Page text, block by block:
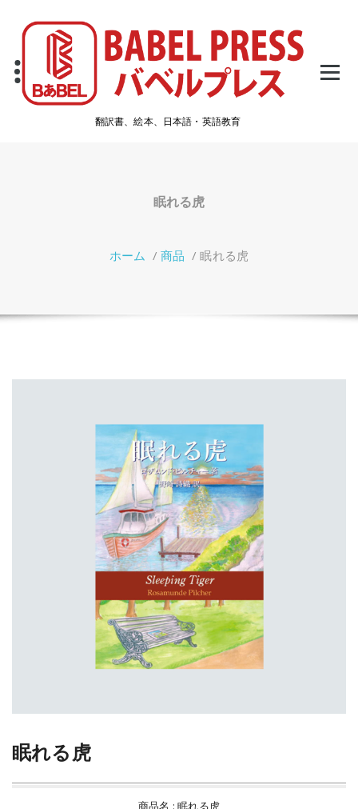
翻訳書、絵本、日本語・英語教育
眠れる虎
ホーム /商品 /眠れる虎
眠れる虎
商品名 : 眠れる虎